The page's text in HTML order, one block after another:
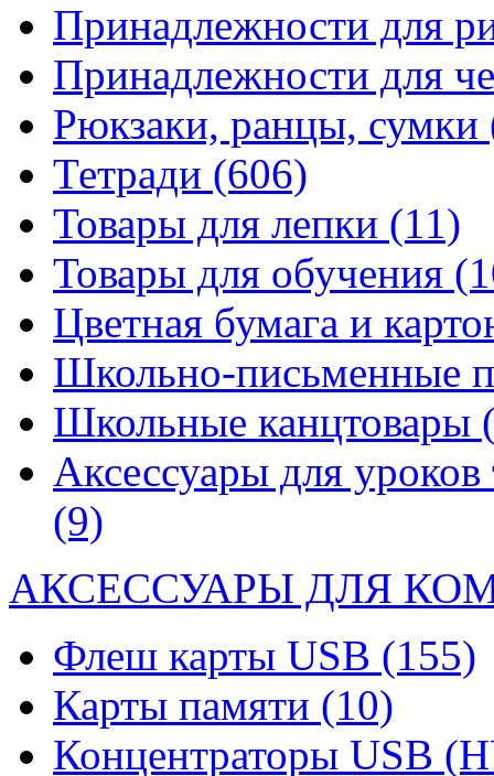
Принадлежности для
Принадлежности для
Рюкзаки, ранцы, сумки
Тетради (606)
Товары для лепки (11)
Товары для обучения
Цветная бумага и
Школьно-письменные
Школьные канцтовары
Аксессуары для уроков
(9)
АКСЕССУАРЫ ДЛЯ
Флеш карты USB (155)
Карты памяти (10)
Концентраторы USB